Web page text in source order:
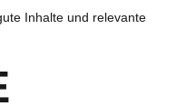
Inhalte und relevante